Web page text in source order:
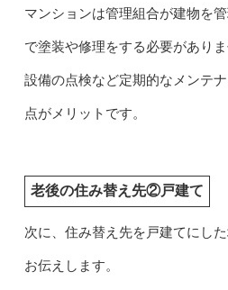
マンションは管理組合が建物を
で塗装や修理をする必要がありま
設備の点検など定期的なメンテ
点がメリットです。
老後の住み替え先②戸建て
次に、住み替え先を戸建てにし
お伝えします。